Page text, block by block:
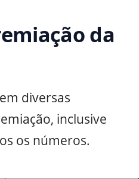
da
diversas
inclusive
os números.